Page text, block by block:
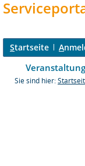
Startseite A
Sie sind hier: